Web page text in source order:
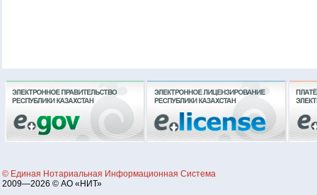
© Единая Нотариальная Информационная Система
2009—2026 © АО «НИТ»